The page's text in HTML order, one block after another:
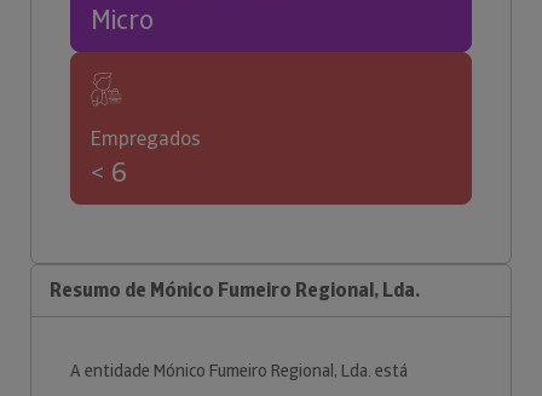
Micro
Empregados
< 6
Resumo de Mónico Fumeiro Regional, Lda.
A entidade Mónico Fumeiro Regional, Lda. está